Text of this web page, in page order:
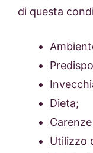
di questa
Dieta;
Utilizzo